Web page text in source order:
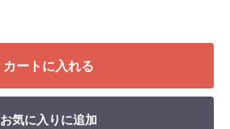
カートに入れる
お気に入りに追加